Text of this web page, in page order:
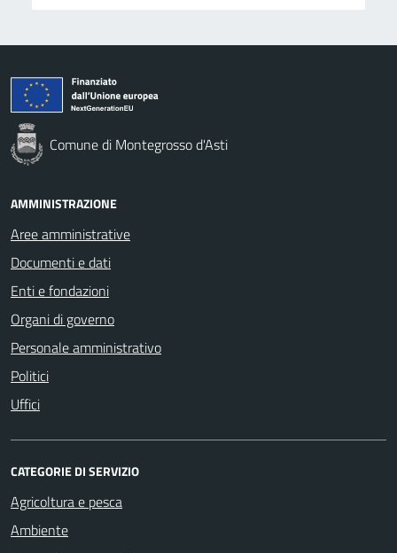
Comune di Montegrosso d'Asti
AMMINISTRAZIONE
Aree amministrative
Documenti e dati
Enti e fondazioni
Organi di governo
Personale amministrativo
Politici
Uffici
CATEGORIE DI SERVIZIO
Agricoltura e pesca
Ambiente